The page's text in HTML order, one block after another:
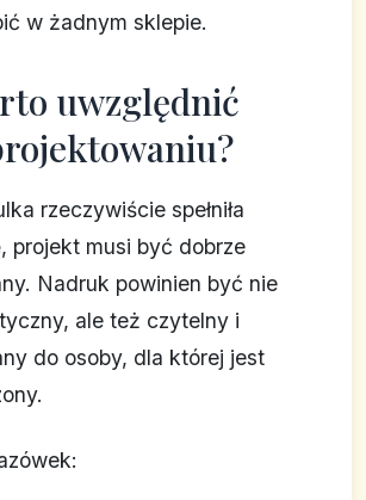
w żadnym sklepie.
uwzględnić
rzeczywiście spełniła
projekt musi być dobrze
Nadruk powinien być nie
ale też czytelny i
do osoby, dla której jest